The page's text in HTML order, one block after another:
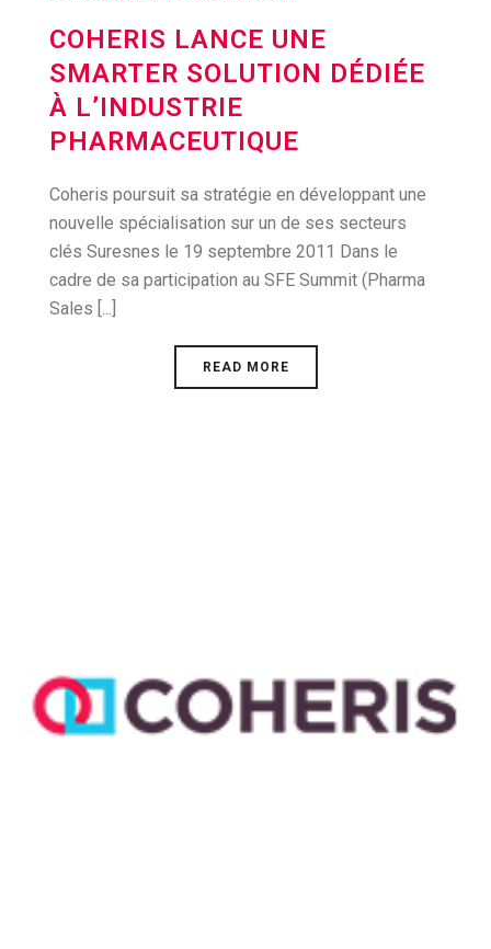
COHERIS LANCE UNE
SMARTER SOLUTION DÉDIÉE
À L’INDUSTRIE
PHARMACEUTIQUE
Coheris poursuit sa stratégie en développant une
nouvelle spécialisation sur un de ses secteurs
clés Suresnes le 19 septembre 2011 Dans le
cadre de sa participation au SFE Summit (Pharma
Sales [...]
READ MORE